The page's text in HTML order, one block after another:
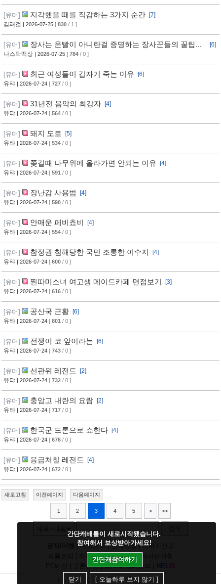
[유머] 지각했을 때를 직감하는 3가지 순간
[7]
김괘걸
| 2026-07-25 [ 830 / 1 ]
[유머]
장사는 운빨이 아니란걸 증명하는 장사꾼들의 꿀팁과
임기응변 수준 ㄷㄷ
[6]
나스닥떡상 | 2026-07-25 [ 784 / 0 ]
[유머] 최근 여성들이 갑자기 죽는 이유
[6]
유탸 | 2026-07-24 [ 727 / 0 ]
[유머] 31년전 음악의 최강자
[4]
유탸 | 2026-07-24 [ 564 / 0 ]
[유머] 돼지 도로
[5]
유탸 | 2026-07-24 [ 534 / 0 ]
[유머] 쫒길때 나무위에 올라가면 안되는 이유
[4]
유탸 | 2026-07-24 [ 591 / 0 ]
[유머] 장난감 사용법
[4]
유탸 | 2026-07-24 [ 590 / 0 ]
[유머] 안매운 페비쵸비
[4]
유탸 | 2026-07-24 [ 554 / 0 ]
[유머] 참정권 침해당한 국민 조롱한 이수지
[4]
유탸 | 2026-07-24 [ 600 / 0 ]
[유머] 찐따미소녀 여고생 메이드카페 면접보기
[3]
유탸 | 2026-07-24 [ 616 / 0 ]
[유머] 공산국 근황
[6]
유탸 | 2026-07-24 [ 801 / 0 ]
[유머] 전쟁이 코 앞이라는
[6]
유탸 | 2026-07-24 [ 743 / 0 ]
[유머] 선관위 레전드
[2]
유탸 | 2026-07-24 [ 732 / 0 ]
[유머] 충암고 내란의 요람
[2]
유탸 | 2026-07-24 [ 717 / 0 ]
[유머] 한국군 드론으로 쇼한다
[4]
유탸 | 2026-07-24 [ 676 / 0 ]
[유머] 응급처칠 레전드
[4]
유탸 | 2026-07-24 [ 672 / 0 ]
새로고침 이전페이지 다음페이지
1 2 3 4 5 > >>
|다크모드|건의사항|이미지신고
캐릭건의|기타디비|
클론신고|정지/패널티문의 H
X
Copyright
CHUINGCommunications.
간단캐배틀이 새로시작됐습니다.
참여해서 보상받아가세요!
간단캐참여하기
닫기 [ 오늘하루 보지 않기 ]